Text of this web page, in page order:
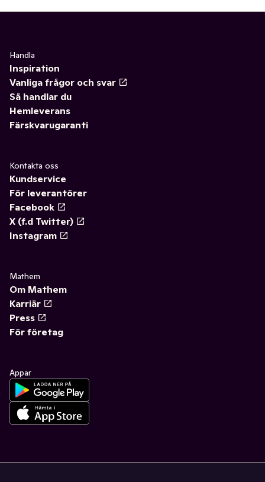
Handla
Inspiration
Vanliga frågor och svar
Så handlar du
Hemleverans
Färskvarugaranti
Kontakta oss
Kundservice
För leverantörer
Facebook
X (f.d Twitter)
Instagram
Mathem
Om Mathem
Karriär
Press
För företag
Appar